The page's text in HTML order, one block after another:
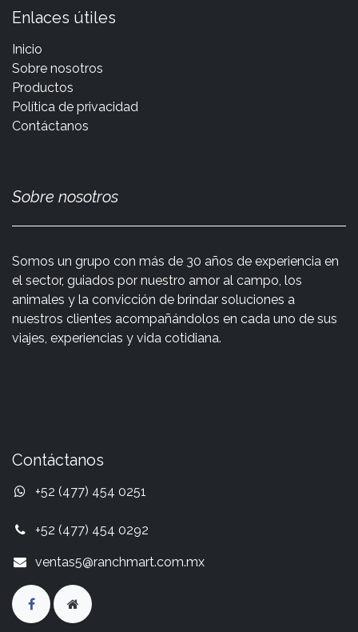
Enlaces útiles
Inicio
Sobre nosotros
Productos
Política de privacidad
Contáctanos
Sobre nosotros
Somos un grupo con más de 30 años de experiencia en
el sector, guiados por nuestro amor al campo, los
animales y la convicción de brindar soluciones a
nuestros clientes acompañándolos en cada uno de sus
viajes, experiencias y vida cotidiana.
Contáctanos
+52 (477) 454 0251
+52 (477) 454 0292
ventas5@ranchmart.com.mx